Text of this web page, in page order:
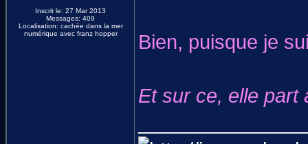
Inscrit le: 27 Mar 2013
Messages: 409
Localisation: cachée dans la mer
numérique avec franz hopper
Bien, puisque je
Et sur ce, elle part